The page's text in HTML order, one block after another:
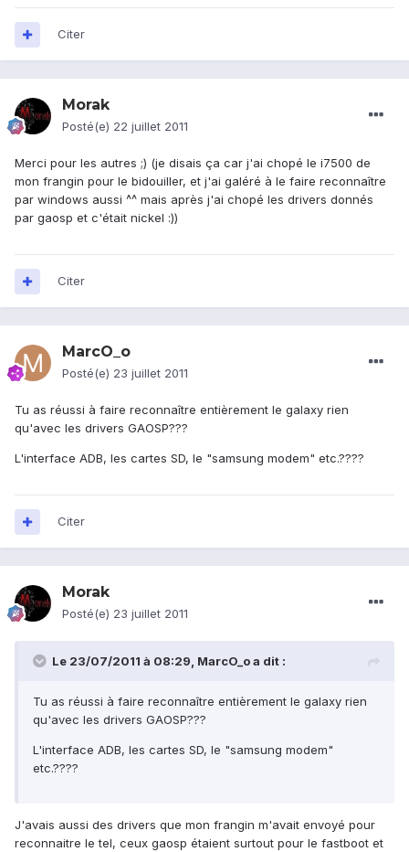
Citer
Morak
Posté(e) 22 juillet 2011
Merci pour les autres ;) (je disais ça car j'ai chopé le i7500 de
mon frangin pour le bidouiller, et j'ai galéré à le faire reconnaître
par windows aussi ^^ mais après j'ai chopé les drivers donnés
par gaosp et c'était nickel :))
Citer
MarcO_o
Posté(e) 23 juillet 2011
Tu as réussi à faire reconnaître entièrement le galaxy rien
qu'avec les drivers GAOSP???
L'interface ADB, les cartes SD, le "samsung modem" etc.????
Citer
Morak
Posté(e) 23 juillet 2011
Le 23/07/2011 à 08:29, MarcO_o a dit :
Tu as réussi à faire reconnaître entièrement le galaxy rien
qu'avec les drivers GAOSP???
L'interface ADB, les cartes SD, le "samsung modem"
etc.????
J'avais aussi des drivers que mon frangin m'avait envoyé pour
reconnaitre le tel, ceux gaosp étaient surtout pour le fastboot et